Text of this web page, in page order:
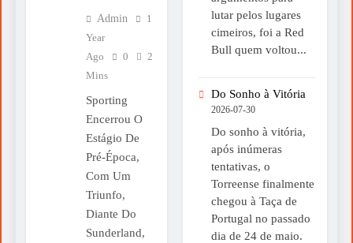
Admin
1
Year
Ago
0
2
Mins
Sporting
Encerrou O
Estágio De
Pré-Época,
Com Um
Triunfo,
Diante Do
Sunderland,
lutar pelos lugares
cimeiros, foi a Red
Bull quem voltou...
Do Sonho à Vitória
2026-07-30
Do sonho à vitória,
após inúmeras
tentativas, o
Torreense finalmente
chegou à Taça de
Portugal no passado
dia de 24 de maio.